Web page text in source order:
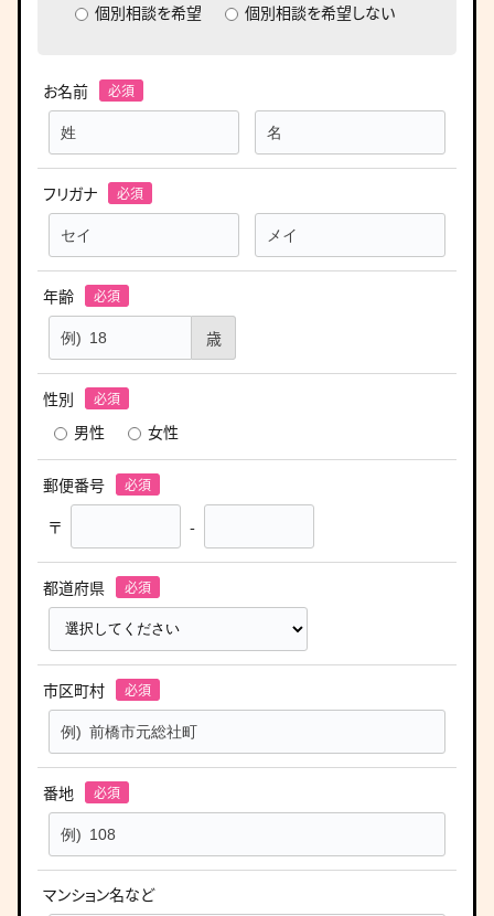
個別相談を希望
個別相談を希望しない
お名前
フリガナ
年齢
歳
性別
男性
女性
郵便番号
〒
-
都道府県
市区町村
番地
マンション名など